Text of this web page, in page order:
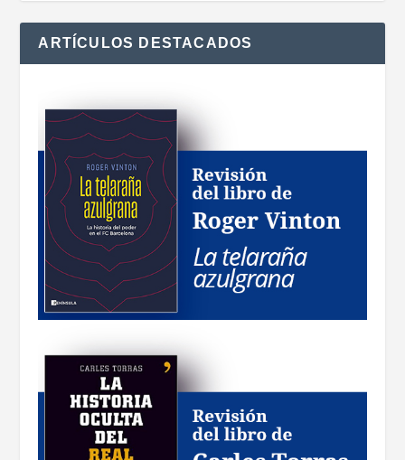
ARTÍCULOS DESTACADOS